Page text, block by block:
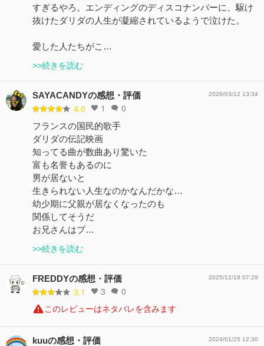
すぎるやろ。エンディングのディスコナンバーに、駆け
抜けたダリダの人生が凝縮されているようで泣けた。
愛した人たちがこ…
>>続きを読む
SAYACANDYの感想・評価
4.0 1 0
2026/03/12 13:34
フランスの国民的歌手
ダリダの伝記映画
知ってる曲が数曲あり驚いた
富も名誉もあるのに
男が居ないと
生きられない人生なのかなんだかな…
幼少期に父親が居なくなったのも
関係してそうだ
お兄さんはプ…
>>続きを読む
FREDDYの感想・評価
3.1 3 0
2025/12/18 07:29
このレビューはネタバレを含みます
kuuの感想・評価 2024/01/25 12:30